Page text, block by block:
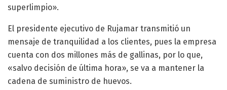
superlimpio».
El presidente ejecutivo de Rujamar transmitió un
mensaje de tranquilidad a los clientes, pues la empresa
cuenta con dos millones más de gallinas, por lo que,
«salvo decisión de última hora», se va a mantener la
cadena de suministro de huevos.